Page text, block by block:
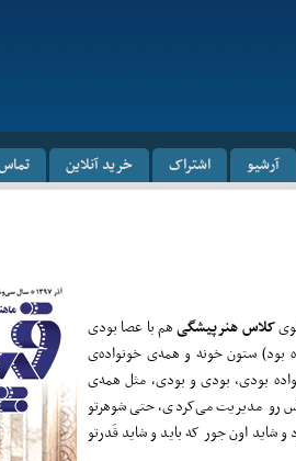
آرشیو اشتراک خرید آنلاین
کلاس هنرپیشگیهم با عصا بودی
بود) ستون خونه و همه‌ی خونواده‌ی
بودی، بودی و بودی، مثل همه‌ی
رو مدیریت می‌کردی، حتی شوهرتو
شاید اون جور که باید و شاید قَدرتو